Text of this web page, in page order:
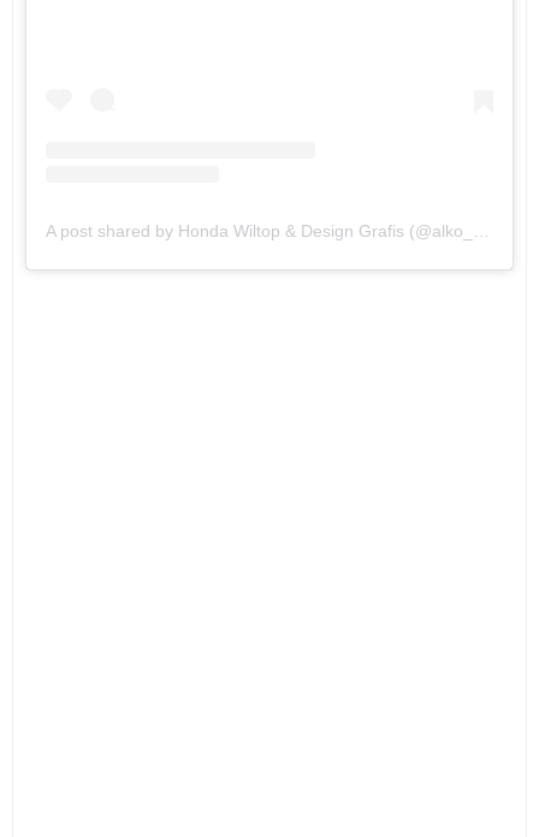
A post shared by Honda Wiltop & Design Grafis (@alko_honda)